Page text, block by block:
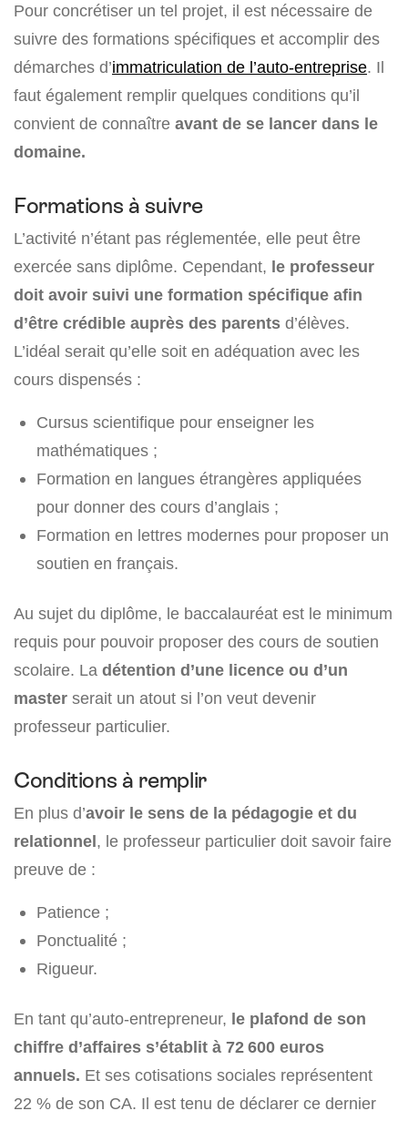
Pour concrétiser un tel projet, il est nécessaire de
suivre des formations spécifiques et accomplir des
démarches d’immatriculation de l’auto-entreprise. Il
faut également remplir quelques conditions qu’il
convient de connaître avant de se lancer dans le
domaine.
Formations à suivre
L’activité n’étant pas réglementée, elle peut être
exercée sans diplôme. Cependant, le professeur
doit avoir suivi une formation spécifique afin
d’être crédible auprès des parents d’élèves.
L’idéal serait qu’elle soit en adéquation avec les
cours dispensés :
Cursus scientifique pour enseigner les
mathématiques ;
Formation en langues étrangères appliquées
pour donner des cours d’anglais ;
Formation en lettres modernes pour proposer un
soutien en français.
Au sujet du diplôme, le baccalauréat est le minimum
requis pour pouvoir proposer des cours de soutien
scolaire. La détention d’une licence ou d’un
master serait un atout si l’on veut devenir
professeur particulier.
Conditions à remplir
En plus d’avoir le sens de la pédagogie et du
relationnel, le professeur particulier doit savoir faire
preuve de :
Patience ;
Ponctualité ;
Rigueur.
En tant qu’auto-entrepreneur, le plafond de son
chiffre d’affaires s’établit à 72 600 euros
annuels. Et ses cotisations sociales représentent
22 % de son CA. Il est tenu de déclarer ce dernier